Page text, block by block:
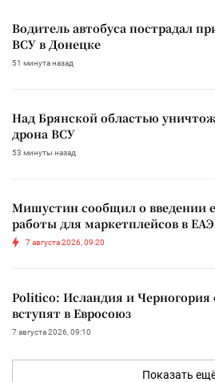
Водитель автобуса пострадал
ВСУ в Донецке
51 минута назад
Над Брянской областью
дрона ВСУ
53 минуты назад
Мишустин сообщил о введении
работы для маркетплейсов в
7 августа 2026, 09:20
Politico: Исландия и Черногория
вступят в Евросоюз
7 августа 2026, 09:10
Показать